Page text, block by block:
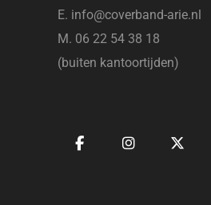
E. info@coverband-arie.nl
M. 06 22 54 38 18
(buiten kantoortijden)